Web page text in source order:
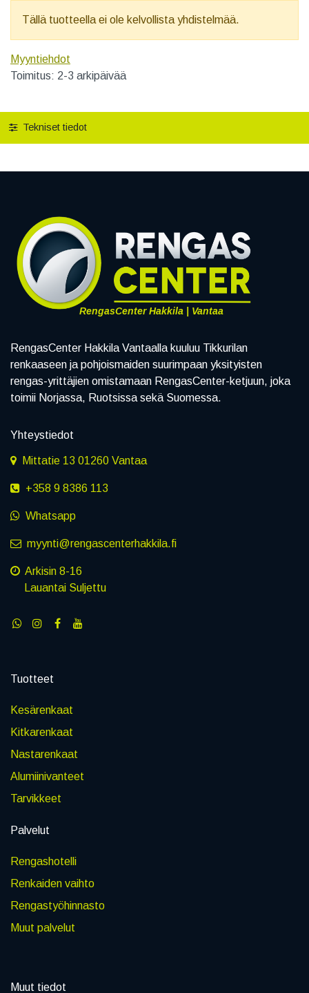
Tällä tuotteella ei ole kelvollista yhdistelmää.
Myyntiehdot
Toimitus: 2-3 arkipäivää
Tekniset tiedot
RengasCenter Hakkila | Vantaa
RengasCenter Hakkila Vantaalla kuuluu Tikkurilan
renkaaseen ja pohjoismaiden suurimpaan yksityisten
rengas-yrittäjien omistamaan RengasCenter-ketjuun, joka
toimii Norjassa, Ruotsissa sekä Suomessa.
Yhteystiedot
Mittatie 13 01260 Vantaa
+358 9 8386 113
Whatsapp
myynti@rengascenterhakkila.fi
Arkisin 8-16
Lauantai Suljettu
Tuotteet
Kesärenkaat
Kitkarenkaat
Nastarenkaat
Alumiinivanteet
Tarvikkeet
Palvelut
Rengashotelli
Renkaiden vaihto
Rengastyöhinnasto
Muut palvelut
Muut tiedot